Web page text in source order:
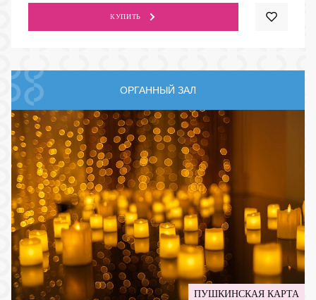
КУПИТЬ
ОРГАННЫЙ ЗАЛ
ПУШКИНСКАЯ КАРТА